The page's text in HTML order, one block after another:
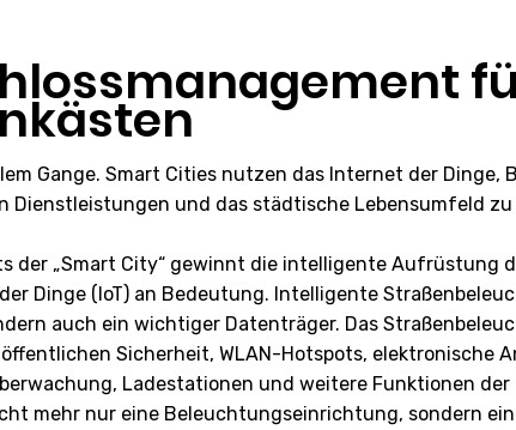
Gange. Smart Cities nutzen das Internet der Dinge,
Dienstleistungen und das städtische Lebensumfeld
der „Smart City“ gewinnt die intelligente Aufrüstung
Dinge (IoT) an Bedeutung. Intelligente
auch ein wichtiger Datenträger. Das
Sicherheit, WLAN-Hotspots, elektronische
Ladestationen und weitere Funktionen
mehr nur eine Beleuchtungseinrichtung, sondern